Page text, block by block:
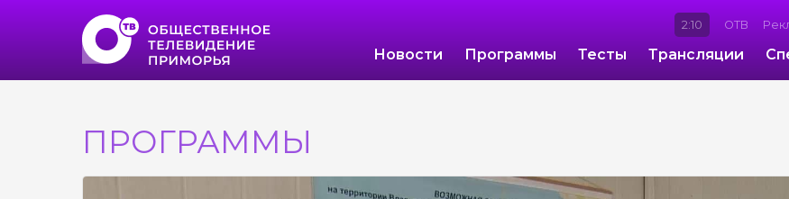
2:10 ОТВ
Новости Программы Тесты Трансляции
ПРОГРАММЫ